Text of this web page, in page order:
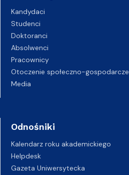
Kandydaci
Studenci
Doktoranci
Absolwenci
Pracownicy
Otoczenie społeczno-gospodarcze
Media
Odnośniki
Kalendarz roku akademickiego
Helpdesk
Gazeta Uniwersytecka